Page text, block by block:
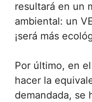
resultará en un
ambiental: un
¡será más
Por último, en
hacer la
demandada, se